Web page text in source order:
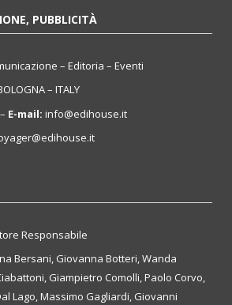
PUBBLICITÀ
– Editoria – Eventi
– ITALY
E-mail: info@edihouse.it
Responsabile
Bersani, Giovanna Botteri, Wanda
Giampietro Comolli, Paolo Corvo,
Lago, Massimo Gagliardi, Giovanni